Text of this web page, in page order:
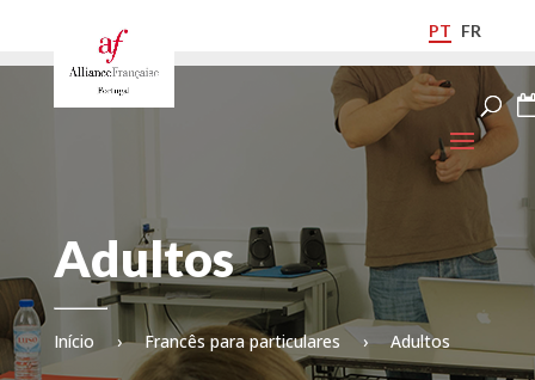
PT FR
Adultos
Início › Francês para particulares › Adultos